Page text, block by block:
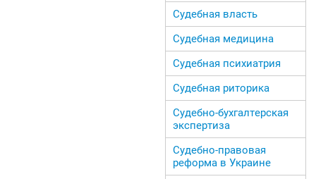
Судебная власть
Судебная медицина
Судебная психиатрия
Судебная риторика
Судебно-бухгалтерская
экспертиза
Судебно-правовая
реформа в Украине